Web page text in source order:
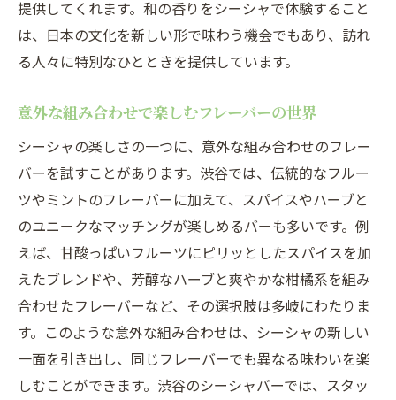
提供してくれます。和の香りをシーシャで体験すること
は、日本の文化を新しい形で味わう機会でもあり、訪れ
る人々に特別なひとときを提供しています。
意外な組み合わせで楽しむフレーバーの世界
シーシャの楽しさの一つに、意外な組み合わせのフレー
バーを試すことがあります。渋谷では、伝統的なフルー
ツやミントのフレーバーに加えて、スパイスやハーブと
のユニークなマッチングが楽しめるバーも多いです。例
えば、甘酸っぱいフルーツにピリッとしたスパイスを加
えたブレンドや、芳醇なハーブと爽やかな柑橘系を組み
合わせたフレーバーなど、その選択肢は多岐にわたりま
す。このような意外な組み合わせは、シーシャの新しい
一面を引き出し、同じフレーバーでも異なる味わいを楽
しむことができます。渋谷のシーシャバーでは、スタッ